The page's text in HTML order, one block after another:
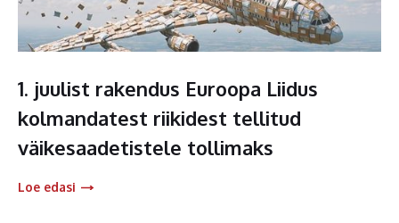
1. juulist rakendus Euroopa Liidus
kolmandatest riikidest tellitud
väikesaadetistele tollimaks
Loe edasi